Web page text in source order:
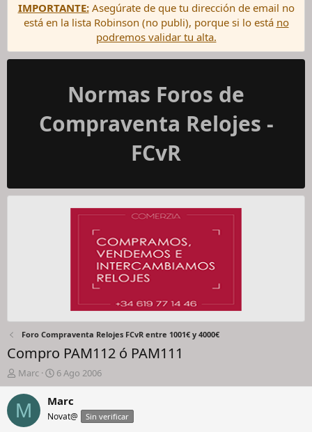
IMPORTANTE:Asegúrate de que tu dirección de email no
está en la lista Robinson (no publi), porque si lo está no
podremos validar tu alta.
Normas Foros de
Compraventa Relojes -
FCvR
Foro Compraventa Relojes FCvR entre 1001€ y 4000€
Compro PAM112 ó PAM111
I
n
i
c
Marc
F
e
c
a
6 Ago 2006
M Marc
Novat@ Sin verificar